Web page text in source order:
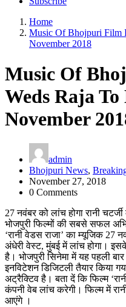
Home
Music Of Bhojpuri Film
November 2018
Music Of
Weds Raja
November
admin
Bhojpuri News,
November 27, 2018
0 Comments
27 नवंबर को लांच होगा रानी
भोजपुरी फिल्‍मों की सबसे सफल
‘रानी वेडस राजा’ का म्‍यूजिक 27
अंधेरी वेस्‍ट, मुंबई में लांच होगा।
है। भोजपुरी सिनेमा में यह पहली
इनविटेशन डिजिटली तैयार किया
अट्रैक्टिव है। बता दें कि फिल्‍म
कंपनी वेब लांच करेगी। फिल्‍म में
आएंगे ।